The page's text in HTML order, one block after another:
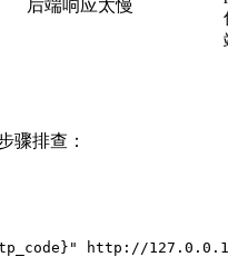
后端响应太慢
骤排查：
http://